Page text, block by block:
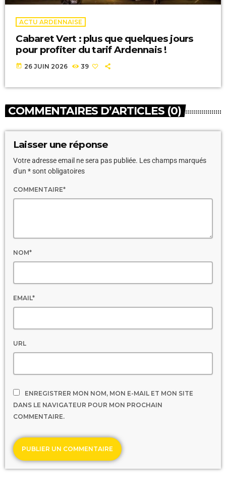
ACTU ARDENNAISE
Cabaret Vert : plus que quelques jours
pour profiter du tarif Ardennais !
today 26 JUIN 2026 39
COMMENTAIRES D’ARTICLES (0)
Laisser une réponse
Votre adresse email ne sera pas publiée. Les champs marqués
d'un * sont obligatoires
COMMENTAIRE*
NOM*
EMAIL*
URL
ENREGISTRER MON NOM, MON E-MAIL ET MON SITE
DANS LE NAVIGATEUR POUR MON PROCHAIN
COMMENTAIRE.